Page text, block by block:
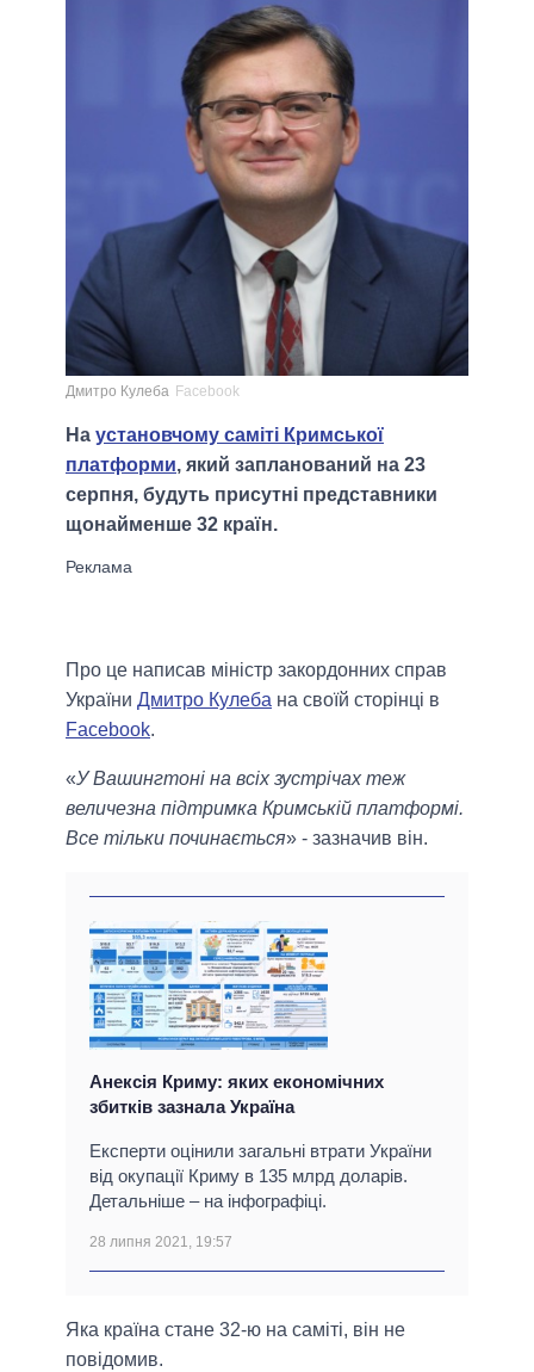
Дмитро Кулеба Facebook
На установчому саміті Кримської
платформи, який запланований на 23
серпня, будуть присутні представники
щонайменше 32 країн.
Про це написав міністр закордонних справ
України Дмитро Кулеба на своїй сторінці в
Facebook.
«У Вашингтоні на всіх зустрічах теж
величезна підтримка Кримській платформі.
Все тільки починається» - зазначив він.
Анексія Криму: яких економічних
збитків зазнала Україна
Експерти оцінили загальні втрати України
від окупації Криму в 135 млрд доларів.
Детальніше – на інфографіці.
28 липня 2021, 19:57
Яка країна стане 32-ю на саміті, він не
повідомив.